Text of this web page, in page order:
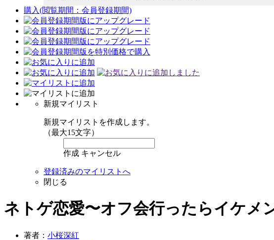
購入(閲覧期間：会員登録期間)
新規マイリスト
新規マイリストを作成します。
（最大15文字）
作成 キャンセル
登録済みのマイリストへ
閉じる
ネトゲ恋愛〜オフ会行ったらイケメ
著者： 小桜深紅